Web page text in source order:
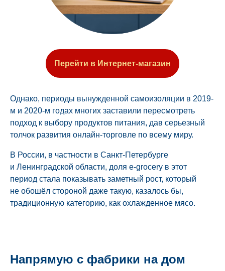
Перейти в Интернет-магазин
Однако, периоды вынужденной самоизоляции в 2019-
м и 2020-м годах многих заставили пересмотреть
подход к выбору продуктов питания, дав серьезный
толчок развития онлайн-торговле по всему миру.
В России, в частности в Санкт-Петербурге
и Ленинградской области, доля e-grocery в этот
период стала показывать заметный рост, который
не обошёл стороной даже такую, казалось бы,
традиционную категорию, как охлажденное мясо.
Напрямую с фабрики на дом